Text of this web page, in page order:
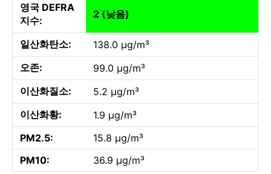
영국 DEFRA
지수:
2 (낮음)
일산화탄소:
138.0 µg/m³
오존:
99.0 µg/m³
이산화질소:
5.2 µg/m³
이산화황:
1.9 µg/m³
PM2.5:
15.8 µg/m³
PM10:
36.9 µg/m³